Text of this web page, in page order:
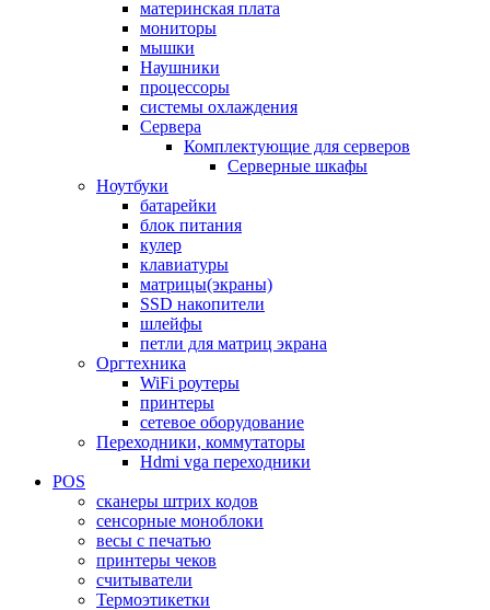
материнская плата
мониторы
мышки
Наушники
процессоры
системы охлаждения
Сервера
Комплектующие для серверов
Серверные шкафы
Ноутбуки
батарейки
блок питания
кулер
клавиатуры
матрицы(экраны)
SSD накопители
шлейфы
петли для матриц экрана
Оргтехника
WiFi роутеры
принтеры
сетевое оборудование
Переходники, коммутаторы
Hdmi vga переходники
POS
сканеры штрих кодов
сенсорные моноблоки
весы с печатью
принтеры чеков
считыватели
Термоэтикетки